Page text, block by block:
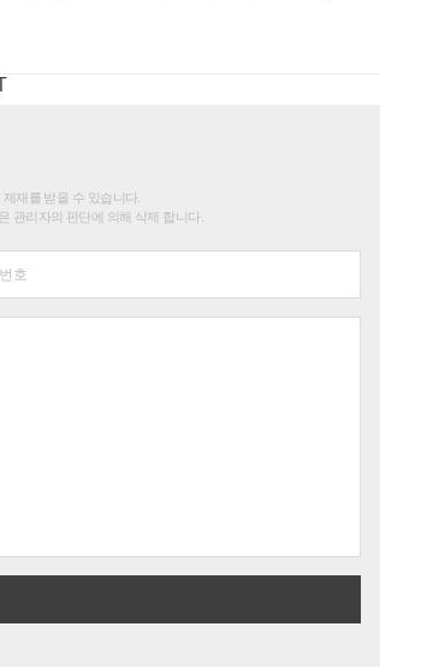
재를 받을 수 있습니다.
관리자의 판단에 의해 삭제 합니다.